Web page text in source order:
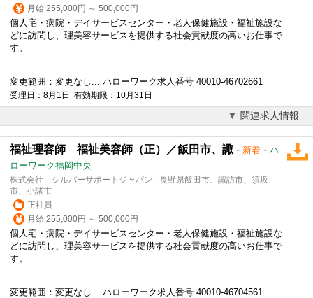
月給 255,000円 ～ 500,000円
個人宅・病院・デイサービスセンター・老人保健施設・福祉施設な
どに訪問し、理美容サービスを提供する社会貢献度の高いお仕事で
す。
変更範囲：変更なし... ハローワーク求人番号 40010-46702661
受理日：8月1日 有効期限：10月31日
関連求人情報
福祉理容師 福祉美容師（正）／飯田市、諏 - 新着 - ハ
ローワーク福岡中央
株式会社 シルバーサポートジャパン - 長野県飯田市、諏訪市、須坂
市、小諸市
正社員
月給 255,000円 ～ 500,000円
個人宅・病院・デイサービスセンター・老人保健施設・福祉施設な
どに訪問し、理美容サービスを提供する社会貢献度の高いお仕事で
す。
変更範囲：変更なし... ハローワーク求人番号 40010-46704561